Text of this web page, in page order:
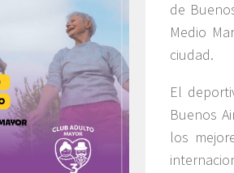
de
Medio
ciudad.
El
Buenos
los